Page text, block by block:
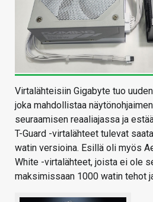
Virtalähteisiin Gigabyte tuo
joka mahdollistaa
seuraamisen reaaliajassa ja
T-Guard -virtalähteet tulevat
watin versioina. Esillä oli myös
White -virtalähteet, joista ei ole
maksimissaan 1000 watin tehot